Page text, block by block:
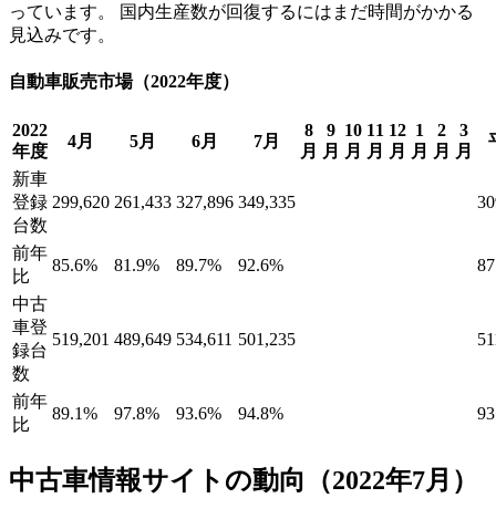
っています。 国内生産数が回復するにはまだ時間がかかる
見込みです。
自動車販売市場（2022年度）
2022
年度
4月 5月 6月 7月
8
月
9
月
10
月
11
月
12
月
1
月
2
月
3
月
新車
登録
台数
299,620 261,433 327,896 349,335
前年
比
85.6% 81.9% 89.7% 92.6%
中古
車登
録台
数
519,201 489,649 534,611 501,235
前年
比
89.1% 97.8% 93.6% 94.8%
中古車情報サイトの動向（2022年7月）